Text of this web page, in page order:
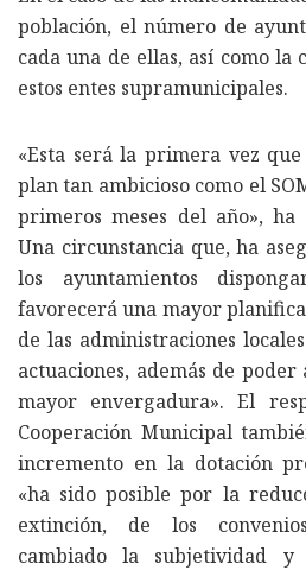
población, el número de
cada una de ellas, así como la
estos entes supramunicipales.
«Esta será la primera vez
plan tan ambicioso como el
primeros meses del año»,
Una circunstancia que, ha
los ayuntamientos
favorecerá una mayor
de las administraciones
actuaciones, además de
mayor envergadura». El
Cooperación Municipal
incremento en la dotación
«ha sido posible por la
extinción, de los
cambiado la subjetividad